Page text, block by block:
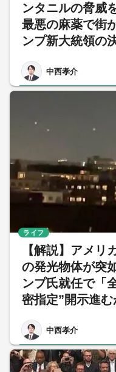
ンタニルの脅威
最悪の麻薬で街
ンプ新大統領の
中西孝介
【解説】アメリ
の発光物体が突
ンプ氏就任で「
密指定”開示進む
中西孝介
ライフ